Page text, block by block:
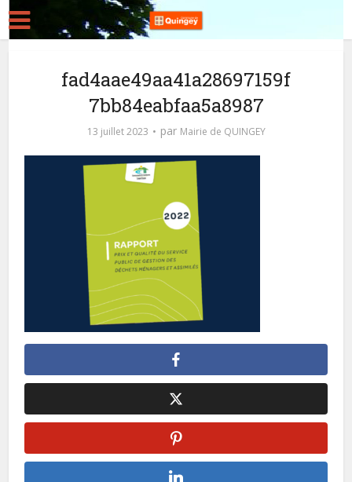
fad4aae49aa41a28697159f
7bb84eabfaa5a8987
13 juillet 2023 par Mairie de QUINGEY